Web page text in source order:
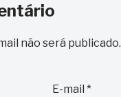
não será publicado.
E-mail*